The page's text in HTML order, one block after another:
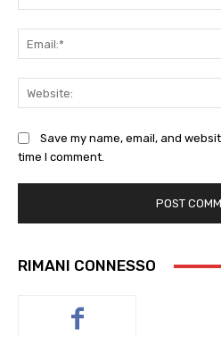
Save my name, email, and
time I comment.
RIMANI CONNESSO